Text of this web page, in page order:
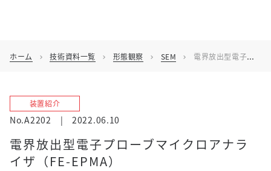
ホーム chevron_right 技術資料一覧 chevron_right 形態観察 chevron_right SEM chevron_right 電界放出型電子プローブマイクロアナライザ（FE-EPMA）
装置紹介
No.A2202 | 2022.06.10
電界放出型電子プローブマイクロアナラ
イザ（FE-EPMA）